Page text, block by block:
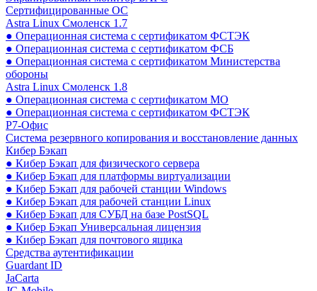
Сертифицированные ОС
Astra Linux Смоленск 1.7
● Операционная система с сертификатом ФСТЭК
● Операционная система с сертификатом ФСБ
● Операционная система с сертификатом Министерства
обороны
Astra Linux Смоленск 1.8
● Операционная система с сертификатом МО
● Операционная система с сертификатом ФСТЭК
Р7-Офис
Система резервного копирования и восстановление данных
Кибер Бэкап
● Кибер Бэкап для физического сервера
● Кибер Бэкап для платформы виртуализации
● Кибер Бэкап для рабочей станции Windows
● Кибер Бэкап для рабочей станции Linux
● Кибер Бэкап для СУБД на базе PostSQL
● Кибер Бэкап Универсальная лицензия
● Кибер Бэкап для почтового ящика
Средства аутентификации
Guardant ID
JaCarta